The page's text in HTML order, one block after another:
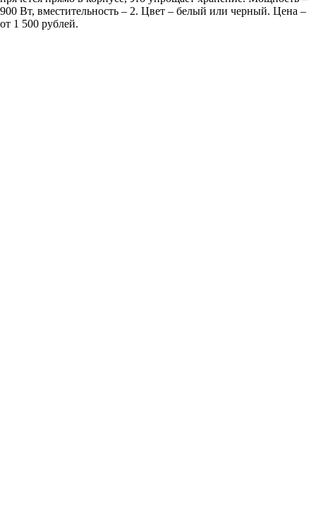
900 Вт, вместительность – 2. Цвет – белый или черный. Цена –
от 1 500 рублей.